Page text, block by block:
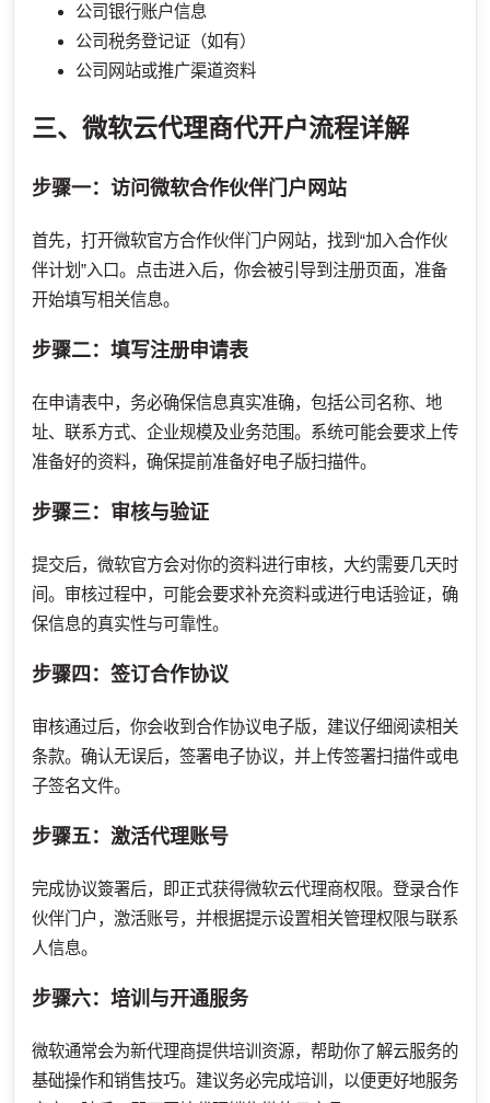
公司银行账户信息
公司税务登记证（如有）
公司网站或推广渠道资料
三、微软云代理商代开户流程详解
步骤一：访问微软合作伙伴门户网站
首先，打开微软官方合作伙伴门户网站，找到“加入合作伙
伴计划”入口。点击进入后，你会被引导到注册页面，准备
开始填写相关信息。
步骤二：填写注册申请表
在申请表中，务必确保信息真实准确，包括公司名称、地
址、联系方式、企业规模及业务范围。系统可能会要求上传
准备好的资料，确保提前准备好电子版扫描件。
步骤三：审核与验证
提交后，微软官方会对你的资料进行审核，大约需要几天时
间。审核过程中，可能会要求补充资料或进行电话验证，确
保信息的真实性与可靠性。
步骤四：签订合作协议
审核通过后，你会收到合作协议电子版，建议仔细阅读相关
条款。确认无误后，签署电子协议，并上传签署扫描件或电
子签名文件。
步骤五：激活代理账号
完成协议簽署后，即正式获得微软云代理商权限。登录合作
伙伴门户，激活账号，并根据提示设置相关管理权限与联系
人信息。
步骤六：培训与开通服务
微软通常会为新代理商提供培训资源，帮助你了解云服务的
基础操作和销售技巧。建议务必完成培训，以便更好地服务